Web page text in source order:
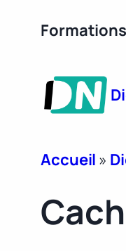
Accueil »